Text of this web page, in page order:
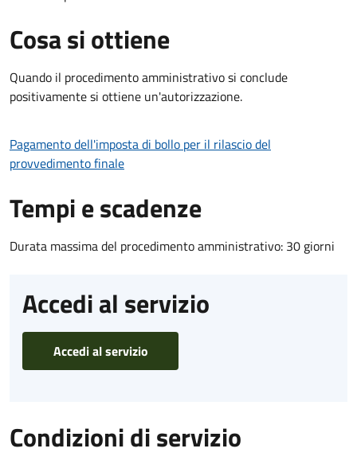
Cosa si ottiene
Quando il procedimento amministrativo si conclude
positivamente si ottiene un'autorizzazione.
Pagamento dell'imposta di bollo per il rilascio del
provvedimento finale
Tempi e scadenze
Durata massima del procedimento amministrativo: 30 giorni
Accedi al servizio
Accedi al servizio
Condizioni di servizio